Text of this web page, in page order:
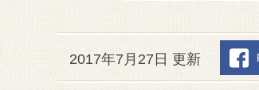
2017年7月27日 更新